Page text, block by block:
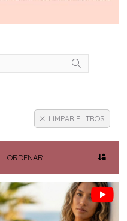
LIMPAR FILTROS
ORDENAR